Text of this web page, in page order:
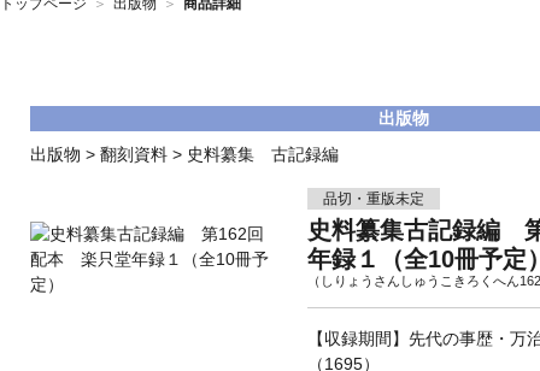
トップページ ＞ 出版物 ＞ 商品詳細
出版物
出版物 > 翻刻資料 > 史料纂集 古記録編
品切・重版未定
史料纂集古記録編
年録１（全10冊予定
（しりょうさんしゅうこきろくへん
【収録期間】先代の事歴・万
（1695）